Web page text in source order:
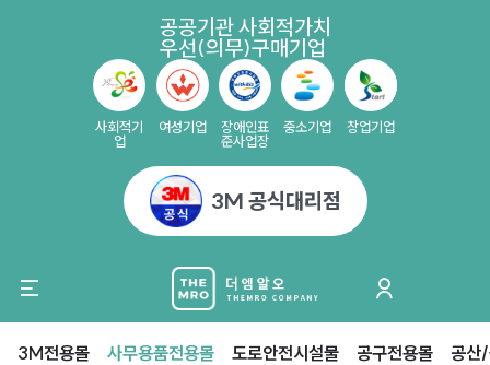
공공기관 사회적가치
우선(의무)구매기업
사회적기
업
여성기업
장애인표
준사업장
중소기업 창업기업
3M 공식대리점
3M전용몰 사무용품전용몰 도로안전시설물 공구전용몰 공산